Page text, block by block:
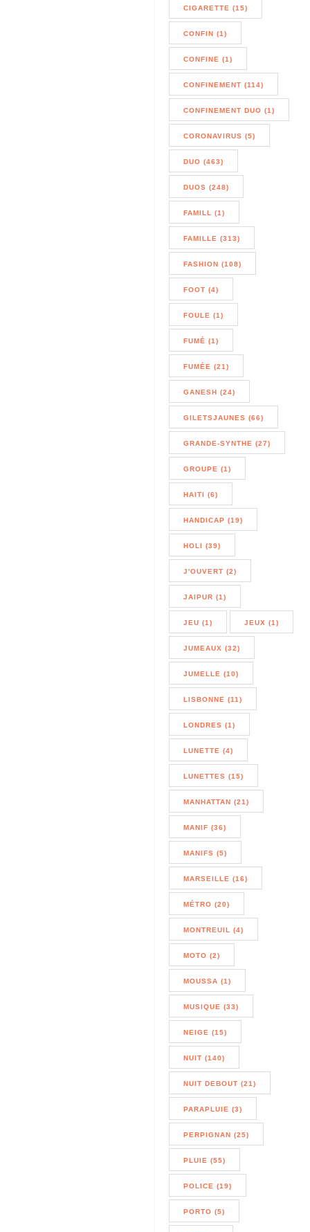
CIGARETTE (15)
CONFIN (1)
CONFINE (1)
CONFINEMENT (114)
CONFINEMENT DUO (1)
CORONAVIRUS (5)
DUO (463)
DUOS (248)
FAMILL (1)
FAMILLE (313)
FASHION (108)
FOOT (4)
FOULE (1)
FUMÉ (1)
FUMÉE (21)
GANESH (24)
GILETSJAUNES (66)
GRANDE-SYNTHE (27)
GROUPE (1)
HAITI (6)
HANDICAP (19)
HOLI (39)
J'OUVERT (2)
JAIPUR (1)
JEU (1) JEUX (1)
JUMEAUX (32)
JUMELLE (10)
LISBONNE (11)
LONDRES (1)
LUNETTE (4)
LUNETTES (15)
MANHATTAN (21)
MANIF (36)
MANIFS (5)
MARSEILLE (16)
MÉTRO (20)
MONTREUIL (4)
MOTO (2)
MOUSSA (1)
MUSIQUE (33)
NEIGE (15)
NUIT (140)
NUIT DEBOUT (21)
PARAPLUIE (3)
PERPIGNAN (25)
PLUIE (55)
POLICE (19)
PORTO (5)